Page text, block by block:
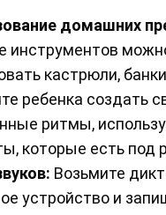
домашних
инструментов
кастрюли,
ребенка создать
ритмы,
которые есть под
Возьмите
устройство и